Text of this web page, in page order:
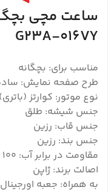
G23A-016VY
مناسب برای: بچگانه
طرح صفحه نمایش:
نوع موتور: کوارتز (باتری)
جنس شیشه: طلق
جنس قاب: رزین
جنس بند: رزین
مقاومت در برابر آب: 100 متر
اصالت برند: ژاپن
به همراه: جعبه